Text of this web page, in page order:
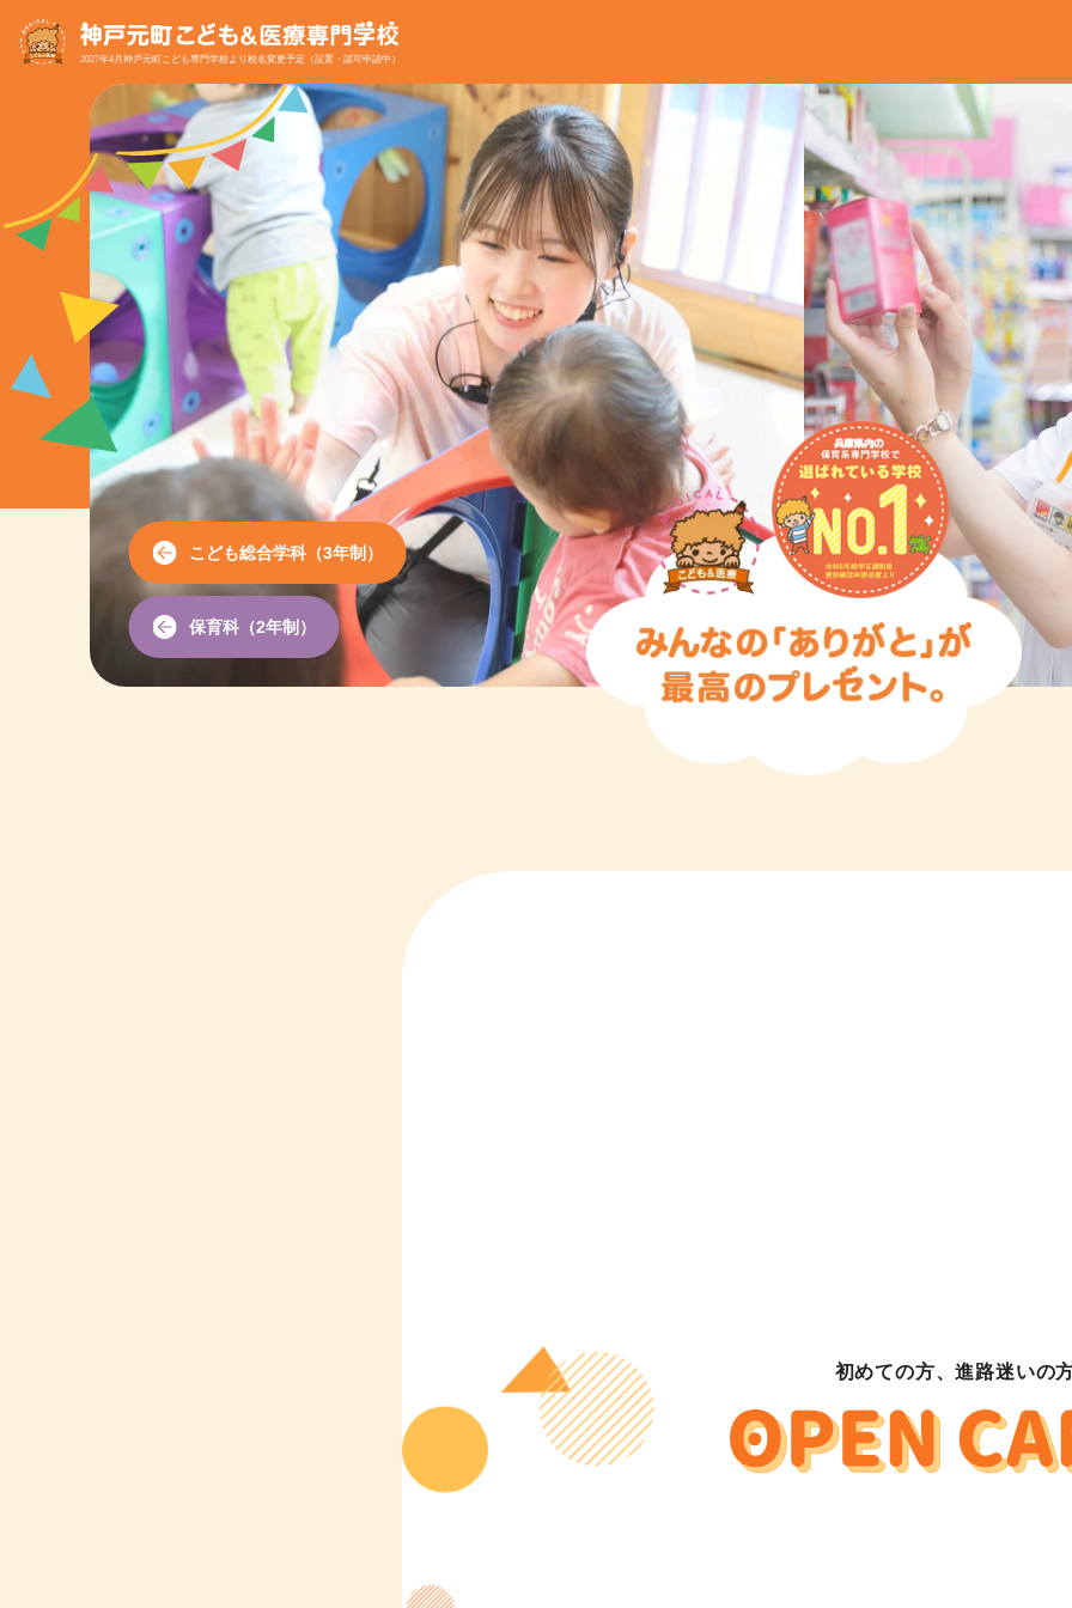
こども総合学科（3年制）
保育科（2年制）
初めての方、進路迷いの